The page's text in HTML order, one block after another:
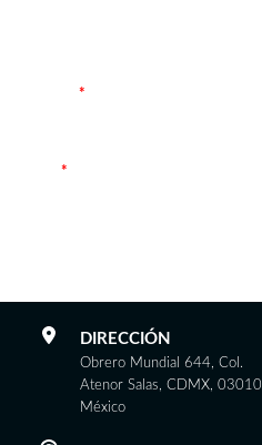
*
*
DIRECCIÓN
Obrero Mundial 644, Col.
Atenor Salas, CDMX, 03010
México